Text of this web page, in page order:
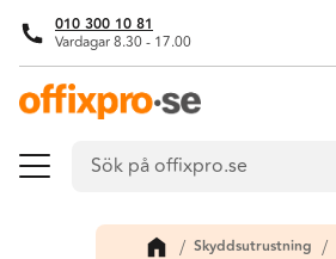
Meny
010 300 10 81
Vardagar 8.30 - 17.00
Skyddsutrustning